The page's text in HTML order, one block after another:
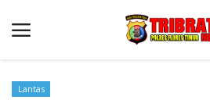
Lantas